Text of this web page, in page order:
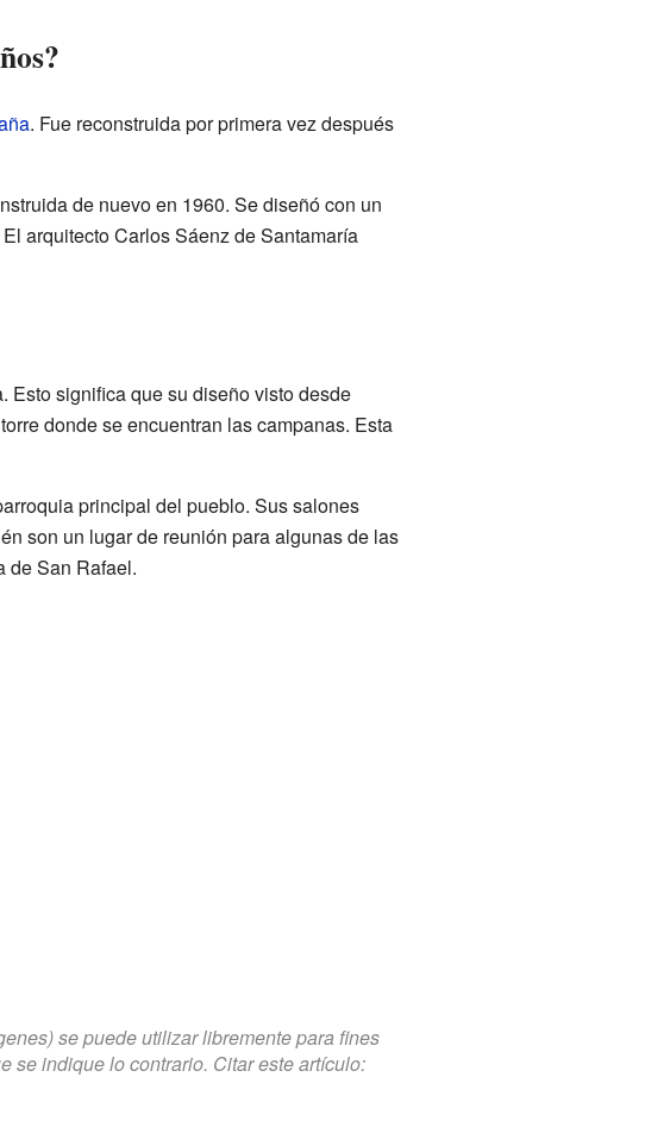
. Fue reconstruida por primera vez después
de nuevo en 1960. Se diseñó con un
arquitecto Carlos Sáenz de Santamaría
Esto significa que su diseño visto desde
donde se encuentran las campanas. Esta
principal del pueblo. Sus salones
son un lugar de reunión para algunas de las
de San Rafael.
se puede utilizar libremente para fines
se indique lo contrario. Citar este artículo: